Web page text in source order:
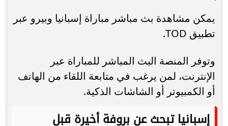
يمكن مشاهدة بث مباشر مباراة إسبانيا وبيرو عبر
تطبيق TOD.
وتوفر المنصة البث المباشر للمباراة عبر
الإنترنت، لمن يرغب في متابعة اللقاء من الهاتف
أو الكمبيوتر أو الشاشات الذكية.
إسبانيا تبحث عن بروفة أخيرة قبل